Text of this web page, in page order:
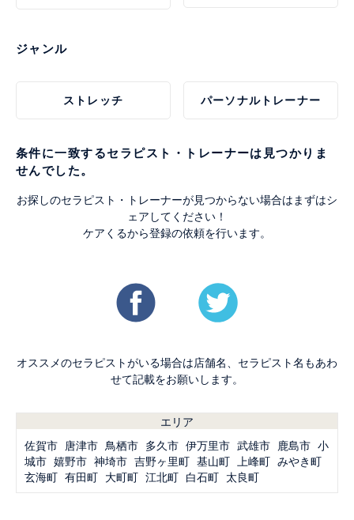
ジャンル
ストレッチ パーソナルトレーナー
条件に一致するセラピスト・トレーナーは見つかりま
せんでした。
お探しのセラピスト・トレーナーが見つからない場合はまずはシ
ェアしてください！
ケアくるから登録の依頼を行います。
オススメのセラピストがいる場合は店舗名、セラピスト名もあわ
せて記載をお願いします。
エリア
佐賀市 唐津市 鳥栖市 多久市 伊万里市 武雄市 鹿島市 小
城市 嬉野市 神埼市 吉野ヶ里町 基山町 上峰町 みやき町
玄海町 有田町 大町町 江北町 白石町 太良町